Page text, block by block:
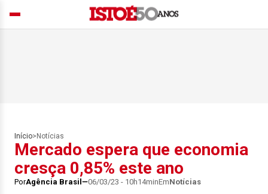
Início> Notícias
Mercado espera que economia
cresça 0,85% este ano
PorAgência Brasil 06/03/23 - 10h14minEmNotícias